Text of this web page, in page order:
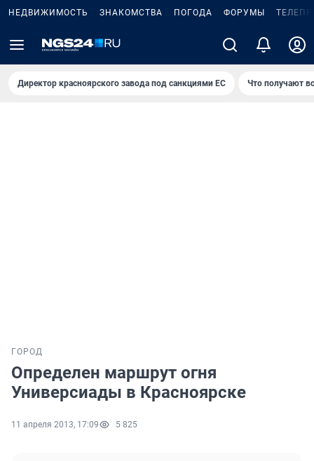
НЕДВИЖИМОСТЬ ЗНАКОМСТВА ПОГОДА ФОРУМЫ
Директор красноярского завода под санкциями ЕС Что получают
ГОРОД
Определен маршрут огня
Универсиады в Красноярске
11 апреля 2013, 17:09 5 825